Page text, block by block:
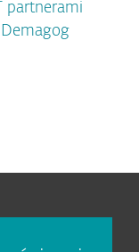
partnerami